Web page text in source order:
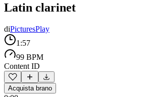
Latin clarinet
diPicturesPlay
1:57
99 BPM
Content ID
Acquista brano